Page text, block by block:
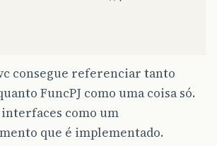
consegue referenciar tanto
FuncPJ como uma coisa só.
interfaces como um
que é implementado.